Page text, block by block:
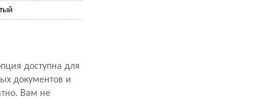
доступна для
документов и
Вам не